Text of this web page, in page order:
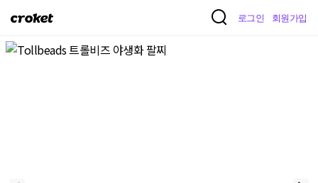
크
켓
로그인 회원가입